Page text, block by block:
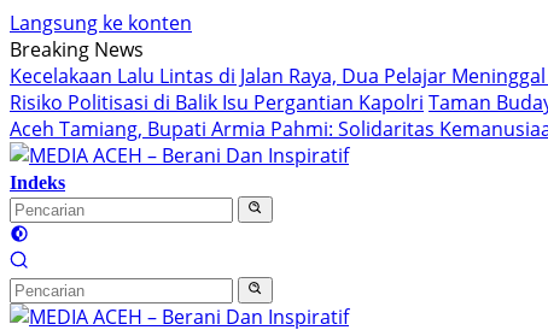
Langsung ke konten
Breaking News
Kecelakaan Lalu Lintas di Jalan Raya, Dua Pelajar
Risiko Politisasi di Balik Isu Pergantian Kapolri Taman
Aceh Tamiang, Bupati Armia Pahmi: Solidaritas
Indeks